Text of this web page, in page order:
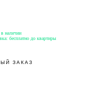
в наличии
бесплатно до квартиры
ЗАКАЗ